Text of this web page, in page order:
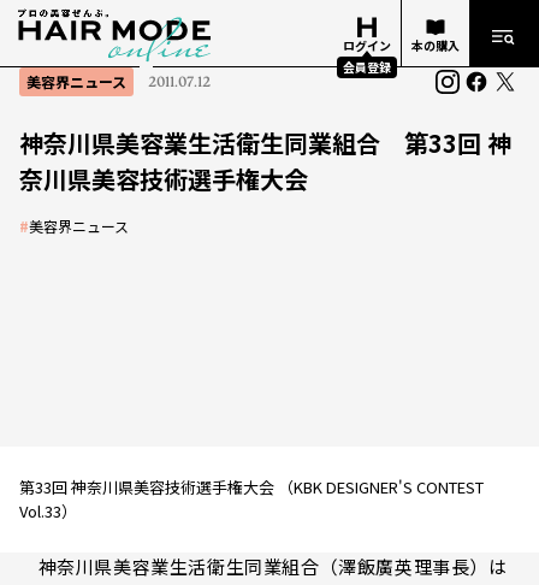
ログイン
会員登録
本の購入
美容界ニュース 2011.07.12
神奈川県美容業生活衛生同業組合 第33回 神
奈川県美容技術選手権大会
#美容界ニュース
第33回 神奈川県美容技術選手権大会 （KBK DESIGNER'S CONTEST
Vol.33）
神奈川県美容業生活衛生同業組合（澤飯廣英理事長）は